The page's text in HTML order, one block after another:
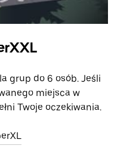
grup do 6 osób. Jeśli
miejsca w
Twoje oczekiwania.